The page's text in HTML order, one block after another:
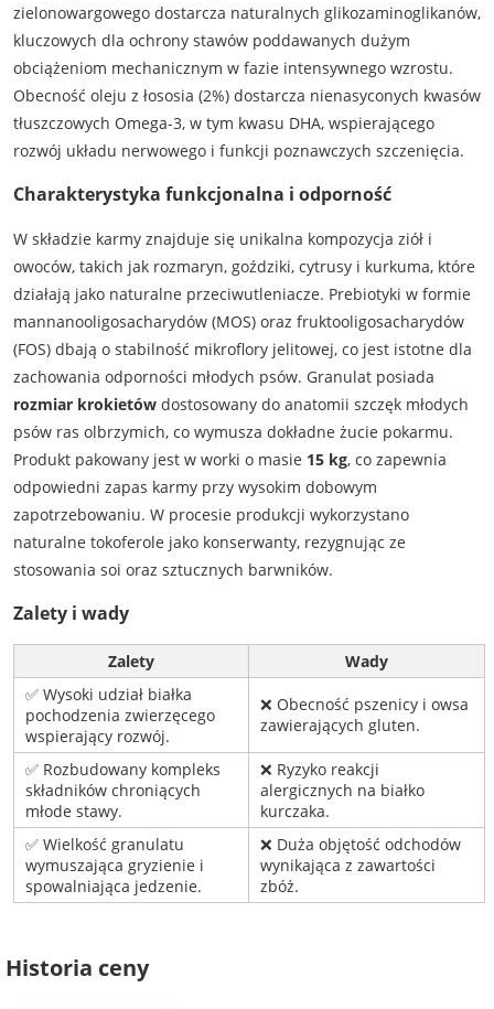
zielonowargowego dostarcza naturalnych glikozaminoglikanów,
kluczowych dla ochrony stawów poddawanych dużym
obciążeniom mechanicznym w fazie intensywnego wzrostu.
Obecność oleju z łososia (2%) dostarcza nienasyconych kwasów
tłuszczowych Omega-3, w tym kwasu DHA, wspierającego
rozwój układu nerwowego i funkcji poznawczych szczenięcia.
Charakterystyka funkcjonalna i odporność
W składzie karmy znajduje się unikalna kompozycja ziół i
owoców, takich jak rozmaryn, goździki, cytrusy i kurkuma, które
działają jako naturalne przeciwutleniacze. Prebiotyki w formie
mannanooligosacharydów (MOS) oraz fruktooligosacharydów
(FOS) dbają o stabilność mikroflory jelitowej, co jest istotne dla
zachowania odporności młodych psów. Granulat posiada
rozmiar krokietówdostosowany do anatomii szczęk młodych
psów ras olbrzymich, co wymusza dokładne żucie pokarmu.
Produkt pakowany jest w worki o masie 15 kg, co zapewnia
odpowiedni zapas karmy przy wysokim dobowym
zapotrzebowaniu. W procesie produkcji wykorzystano
naturalne tokoferole jako konserwanty, rezygnując ze
stosowania soi oraz sztucznych barwników.
Zalety i wady
Zalety
Wady
✅ Wysoki udział białka
pochodzenia zwierzęcego
wspierający rozwój.
❌ Obecność pszenicy i owsa
zawierających gluten.
✅ Rozbudowany kompleks
składników chroniących
młode stawy.
❌ Ryzyko reakcji
alergicznych na białko
kurczaka.
✅ Wielkość granulatu
wymuszająca gryzienie i
spowalniająca jedzenie.
❌ Duża objętość odchodów
wynikająca z zawartości
zbóż.
Historia ceny